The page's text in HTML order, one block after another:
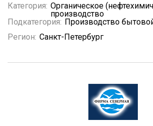
Категория: Органическое
производство
Подкатегория: Производство
Регион: Санкт-Петербург